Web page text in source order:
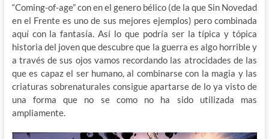
“Coming-of-age” con en el genero bélico (de la que Sin Novedad
en el Frente es uno de sus mejores ejemplos) pero combinada
aquí con la fantasía. Así lo que podría ser la típica y tópica
historia del joven que descubre que la guerra es algo horrible y
a través de sus ojos vamos recordando las atrocidades de las
que es capaz el ser humano, al combinarse con la magia y las
criaturas sobrenaturales consigue apartarse de lo ya visto de
una forma que no se como no ha sido utilizada mas
ampliamente.